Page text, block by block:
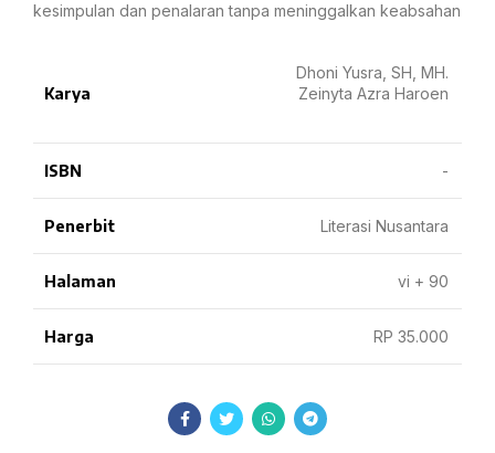
kesimpulan dan penalaran tanpa meninggalkan keabsahan
Karya
Dhoni Yusra, SH, MH.
Zeinyta Azra Haroen
ISBN -
Penerbit Literasi Nusantara
Halaman vi + 90
Harga RP 35.000